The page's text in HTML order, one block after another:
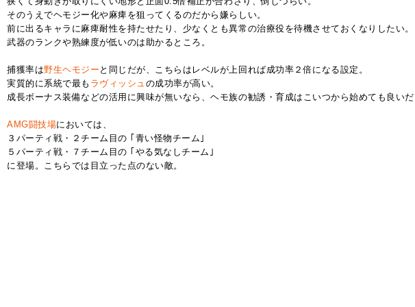
そのうえでヘモジー化や麻痺を狙ってくるのだから嫌らしい。
前に出るキャラに麻痺耐性を持たせたり、少なくとも異常の治療役を待機させておくなりしたい。
武器のランクや熟練度が低いのは助かるところ。
捕獲率は野生ヘモジー と同じだが、こちらはレベルが上回れば成功率２倍になる設定。
実質的に系統で最も ラヴィッシュ の成功率が高い。
成長ボーナス装備などの活用に興味が無いなら、ヘモ族の勧誘・育成はこいつから始めても良い
AMG闘技場においては、
３パーティ戦・２チーム目の ｢青い怪物チーム｣
５パーティ戦・７チーム目の ｢やる気なしチーム｣
に登場。こちらでは目立った点のない敵。